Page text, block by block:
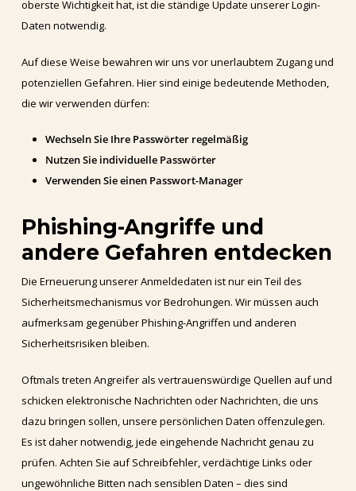
oberste Wichtigkeit hat, ist die ständige Update unserer Login-
Daten notwendig.
Auf diese Weise bewahren wir uns vor unerlaubtem Zugang und
potenziellen Gefahren. Hier sind einige bedeutende Methoden,
die wir verwenden dürfen:
Wechseln Sie Ihre Passwörter regelmäßig
Nutzen Sie individuelle Passwörter
Verwenden Sie einen Passwort-Manager
Phishing-Angriffe und
andere Gefahren entdecken
Die Erneuerung unserer Anmeldedaten ist nur ein Teil des
Sicherheitsmechanismus vor Bedrohungen. Wir müssen auch
aufmerksam gegenüber Phishing-Angriffen und anderen
Sicherheitsrisiken bleiben.
Oftmals treten Angreifer als vertrauenswürdige Quellen auf und
schicken elektronische Nachrichten oder Nachrichten, die uns
dazu bringen sollen, unsere persönlichen Daten offenzulegen.
Es ist daher notwendig, jede eingehende Nachricht genau zu
prüfen. Achten Sie auf Schreibfehler, verdächtige Links oder
ungewöhnliche Bitten nach sensiblen Daten – dies sind